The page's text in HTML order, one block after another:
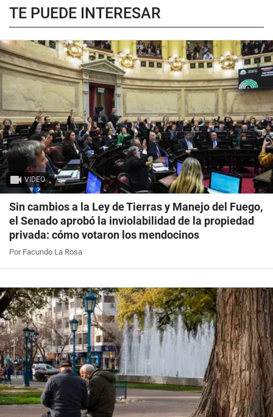
TE PUEDE INTERESAR
VIDEO
Sin cambios a la Ley de Tierras y Manejo del Fuego,
el Senado aprobó la inviolabilidad de la propiedad
privada: cómo votaron los mendocinos
Por Facundo La Rosa